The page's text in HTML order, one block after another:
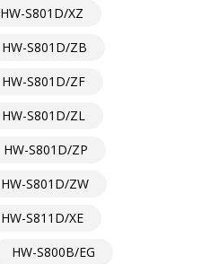
HW-S801D/XZ
HW-S801D/ZB
HW-S801D/ZF
HW-S801D/ZL
HW-S801D/ZP
HW-S801D/ZW
HW-S811D/XE
HW-S800B/EG